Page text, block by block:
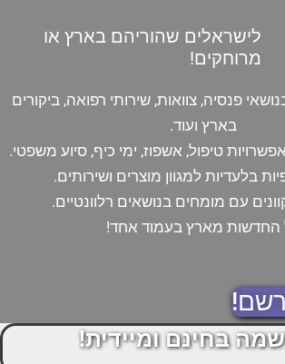
לישראלים שהוריהם בארץ או
מרוחקים!
פנסיה, צוואות, שירותי רפואה, ביקורים
בארץ ועוד.
טיפול, אשפוז, ימי כיף, סיוע משפטי.
בלעדיות למגוון מוצרים ושירותים.
עם מומחים בנושאים רלוונטיים.
החדשות מארץ בעמוד אחד!
בחינם ומיידית!